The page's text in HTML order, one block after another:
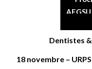
Dentistes
18 novembre –